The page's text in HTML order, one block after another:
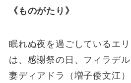
《ものがたり》
眠れぬ夜を過ごしているエリ
は、感謝祭の日、フィラデル
妻ディアドラ（増子倭文江